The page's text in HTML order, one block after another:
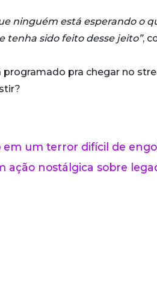
ninguém está esperando o
tenha sido feito desse jeito”,
programado pra chegar no
em um terror difícil de
ação nostálgica sobre